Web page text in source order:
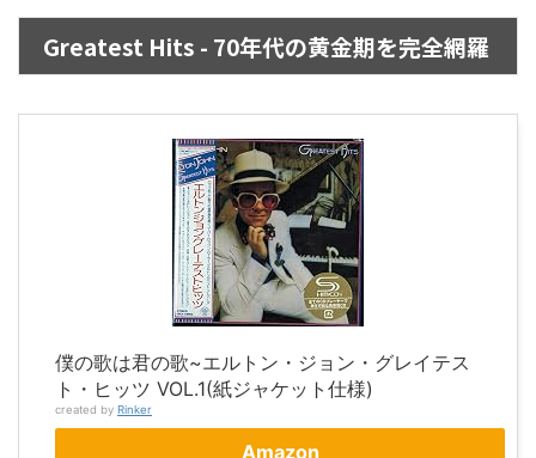
Greatest Hits - 70年代の黄金期を完全網羅
僕の歌は君の歌~エルトン・ジョン・グレイテス
ト・ヒッツ VOL.1(紙ジャケット仕様)
created by Rinker
Amazon